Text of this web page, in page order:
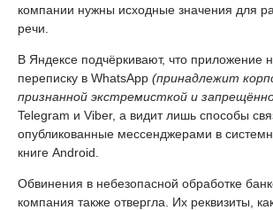
компании нужны исходные значения для
речи.
В Яндексе подчёркивают, что приложение
переписку в WhatsApp (принадлежит
признанной экстремисткой и
Telegram и Viber, а видит лишь способы
опубликованные мессенджерами в
книге Android.
Обвинения в небезопасной обработке
компания также отвергла. Их реквизиты,